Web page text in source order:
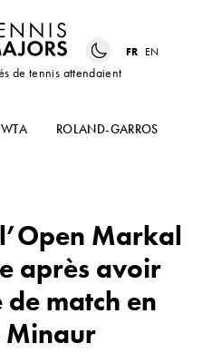
de tennis attendaient
FR EN
WTA ROLAND-GARROS
Markal
après avoir
match en
Minaur